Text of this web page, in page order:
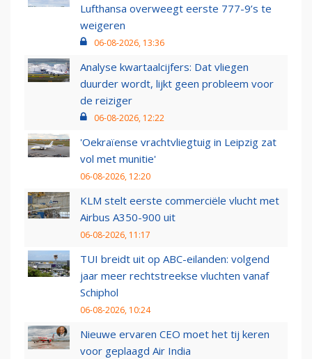
Lufthansa overweegt eerste 777-9’s te
weigeren
06-08-2026, 13:36
Analyse kwartaalcijfers: Dat vliegen
duurder wordt, lijkt geen probleem voor
de reiziger
06-08-2026, 12:22
'Oekraïense vrachtvliegtuig in Leipzig zat
vol met munitie'
06-08-2026, 12:20
KLM stelt eerste commerciële vlucht met
Airbus A350-900 uit
06-08-2026, 11:17
TUI breidt uit op ABC-eilanden: volgend
jaar meer rechtstreekse vluchten vanaf
Schiphol
06-08-2026, 10:24
Nieuwe ervaren CEO moet het tij keren
voor geplaagd Air India